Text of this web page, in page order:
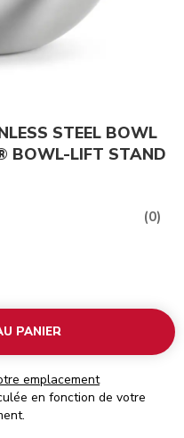
STEEL BOWL
BOWL-LIFT STAND
(0)
PANIER
emplacement
en fonction de votre